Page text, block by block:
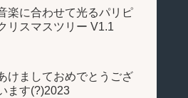
楽に合わせて光るパリピ
リスマスツリー V1.1
けましておめでとうござ
ます(?)2023